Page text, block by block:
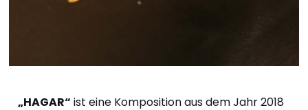
„HAGAR“ ist eine Komposition aus dem Jahr 2018